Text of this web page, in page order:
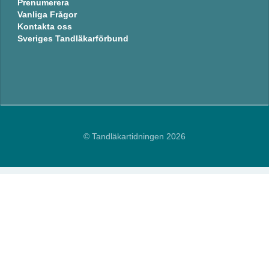
Prenumerera
Vanliga Frågor
Kontakta oss
Sveriges Tandläkarförbund
© Tandläkartidningen 2026